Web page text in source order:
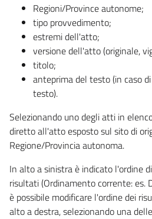
Regioni/Province autonome;
tipo provvedimento;
estremi dell'atto;
versione dell'atto (originale,
titolo;
anteprima del testo (in caso
testo).
Selezionando uno degli atti in
diretto all'atto esposto sul sito di
Regione/Provincia autonoma.
In alto a sinistra è indicato l'ordine
risultati (Ordinamento corrente: es.
è possibile modificare l'ordine dei
alto a destra, selezionando una